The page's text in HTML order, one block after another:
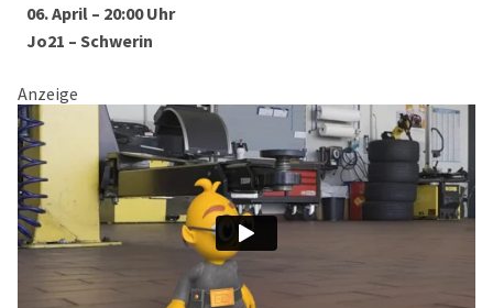
06. April – 20:00 Uhr
Jo21 – Schwerin
Anzeige